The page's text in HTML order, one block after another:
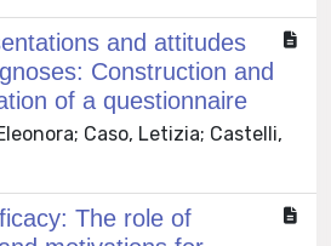
and attitudes
Construction and
of a questionnaire
Caso, Letizia; Castelli,
The role of